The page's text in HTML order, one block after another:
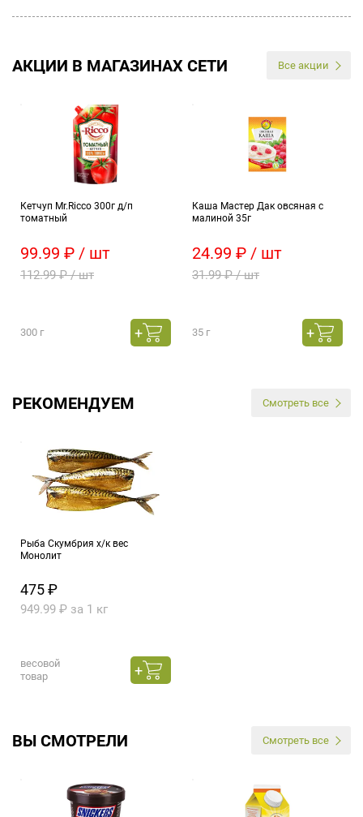
АКЦИИ В МАГАЗИНАХ СЕТИ Все акции
Кетчуп Mr.Ricco 300г д/п
томатный
99.99 ₽ / шт
112.99 ₽ / шт
300 г
Каша Мастер Дак овсяная с
малиной 35г
24.99 ₽ / шт
31.99 ₽ / шт
35 г
РЕКОМЕНДУЕМ Смотреть все
Рыба Скумбрия х/к вес
Монолит
475 ₽
949.99 ₽ за 1 кг
весовой
товар
ВЫ СМОТРЕЛИ Смотреть все